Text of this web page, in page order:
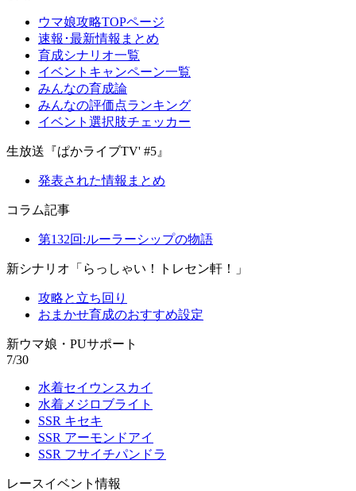
ウマ娘攻略TOPページ
速報･最新情報まとめ
育成シナリオ一覧
イベントキャンペーン一覧
みんなの育成論
みんなの評価点ランキング
イベント選択肢チェッカー
生放送『ぱかライブTV' #5』
発表された情報まとめ
コラム記事
第132回:ルーラーシップの物語
新シナリオ「らっしゃい！トレセン軒！」
攻略と立ち回り
おまかせ育成のおすすめ設定
新ウマ娘・PUサポート
7/30
水着セイウンスカイ
水着メジロブライト
SSR キセキ
SSR アーモンドアイ
SSR フサイチパンドラ
レースイベント情報